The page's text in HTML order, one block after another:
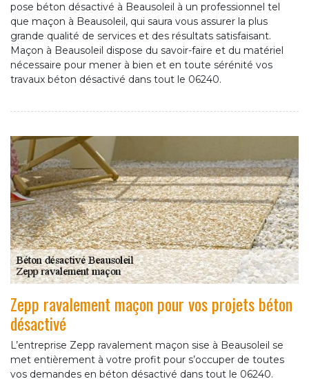
pose béton désactivé à Beausoleil à un professionnel tel
que maçon à Beausoleil, qui saura vous assurer la plus
grande qualité de services et des résultats satisfaisant.
Maçon à Beausoleil dispose du savoir-faire et du matériel
nécessaire pour mener à bien et en toute sérénité vos
travaux béton désactivé dans tout le 06240.
Zepp ravalement maçon pour vos projets béton
désactivé
L’entreprise Zepp ravalement maçon sise à Beausoleil se
met entièrement à votre profit pour s’occuper de toutes
vos demandes en béton désactivé dans tout le 06240.